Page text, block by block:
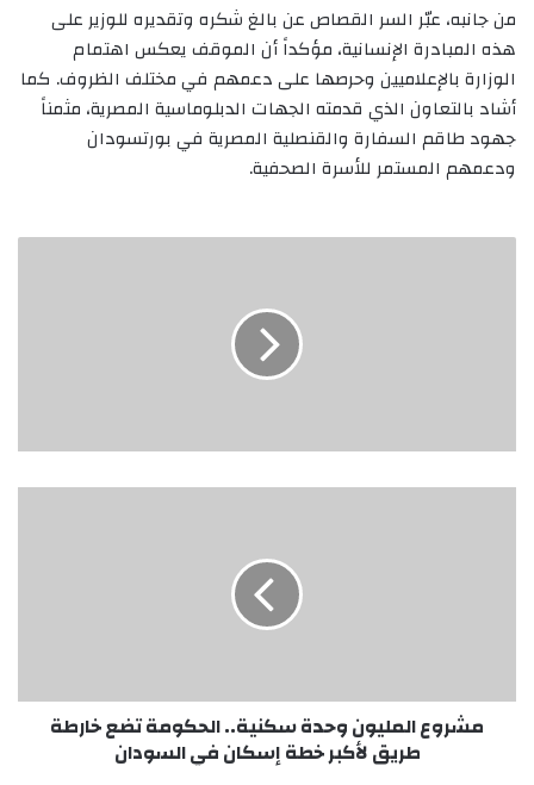
‏من جانبه، عبّر السر القصاص عن بالغ شكره وتقديره للوزير على
هذه المبادرة الإنسانية، مؤكداً أن الموقف يعكس اهتمام
الوزارة بالإعلاميين وحرصها على دعمهم في مختلف الظروف. كما
أشاد بالتعاون الذي قدمته الجهات الدبلوماسية المصرية، مثمناً
جهود طاقم السفارة والقنصلية المصرية في بورتسودان
ودعمهم المستمر للأسرة الصحفية.
لأكبر
مشروع المليون وحدة سكنية.. الحكومة تضع خارطة
طريق لأكبر خطة إسكان في السودان